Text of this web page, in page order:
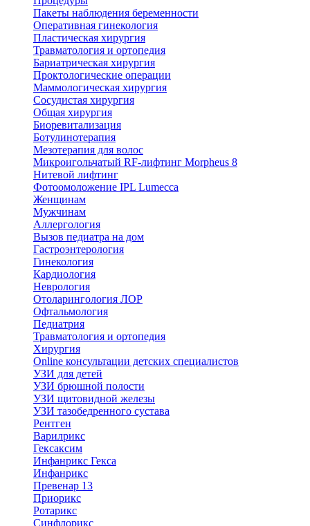
Пакеты наблюдения беременности
Оперативная гинекология
Пластическая хирургия
Травматология и ортопедия
Бариатрическая хирургия
Проктологические операции
Маммологическая хирургия
Сосудистая хирургия
Общая хирургия
Биоревитализация
Ботулинотерапия
Мезотерапия для волос
Микроигольчатый RF-лифтинг Morpheus 8
Нитевой лифтинг
Фотоомоложение IPL Lumecca
Женщинам
Мужчинам
Аллергология
Вызов педиатра на дом
Гастроэнтерология
Гинекология
Кардиология
Неврология
Отоларингология ЛОР
Офтальмология
Педиатрия
Травматология и ортопедия
Хирургия
Online консультации детских специалистов
УЗИ для детей
УЗИ брюшной полости
УЗИ щитовидной железы
УЗИ тазобедренного сустава
Рентген
Варилрикс
Гексаксим
Инфанрикс Гекса
Инфанрикс
Превенар 13
Приорикс
Ротарикс
Синфлорикс